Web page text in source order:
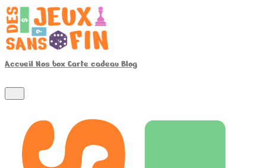
Accueil Nos box Carte cadeau Blog